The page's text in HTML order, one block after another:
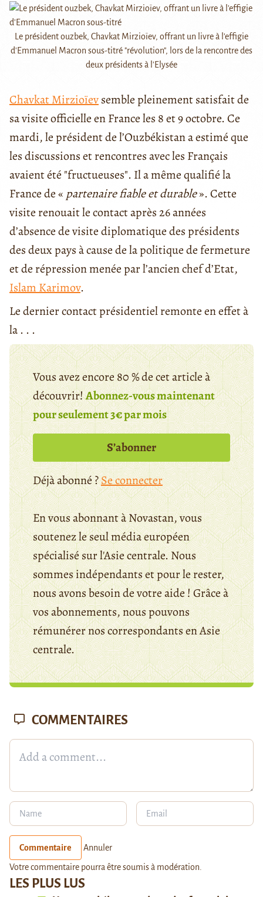
Le président ouzbek, Chavkat Mirzioïev, offrant un livre à l'effigie
d'Emmanuel Macron sous-titré "révolution", lors de la rencontre des
deux présidents à l'Elysée
Chavkat Mirzioïevsemble pleinement satisfait de
sa visite officielle en France les 8 et 9 octobre. Ce
mardi, le président de l’Ouzbékistan a estimé que
les discussions et rencontres avec les Français
avaient été "fructueuses". Il a même qualifié la
France de « partenaire fiable et durable». Cette
visite renouait le contact après 26 années
d’absence de visite diplomatique des présidents
des deux pays à cause de la politique de fermeture
et de répression menée par l’ancien chef d’Etat,
Islam Karimov.
Le dernier contact présidentiel remonte en effet à
la . . .
Vous avez encore 80 % de cet article à
découvrir!Abonnez-vous maintenant
pour seulement 3€ par mois
S’abonner
Déjà abonné ?Se connecter
En vous abonnant à Novastan, vous
soutenez le seul média européen
spécialisé sur l'Asie centrale. Nous
sommes indépendants et pour le rester,
nous avons besoin de votre aide ! Grâce à
vos abonnements, nous pouvons
rémunérer nos correspondants en Asie
centrale.
LES PLUS LUS
COMMENTAIRES
Commentaire Annuler
Votre commentaire pourra être soumis à modération.